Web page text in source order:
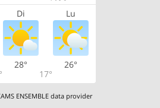
Di Lu
28°
17°
26°
ENSEMBLE data provider